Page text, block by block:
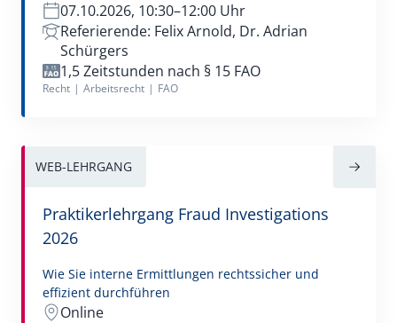
07.10.2026, 10:30–12:00 Uhr
Referierende: Felix Arnold, Dr. Adrian
Schürgers
1,5 Zeitstunden nach § 15 FAO
Recht | Arbeitsrecht | FAO
WEB-LEHRGANG
Praktikerlehrgang Fraud Investigations
2026
Wie Sie interne Ermittlungen rechtssicher und
effizient durchführen
Online